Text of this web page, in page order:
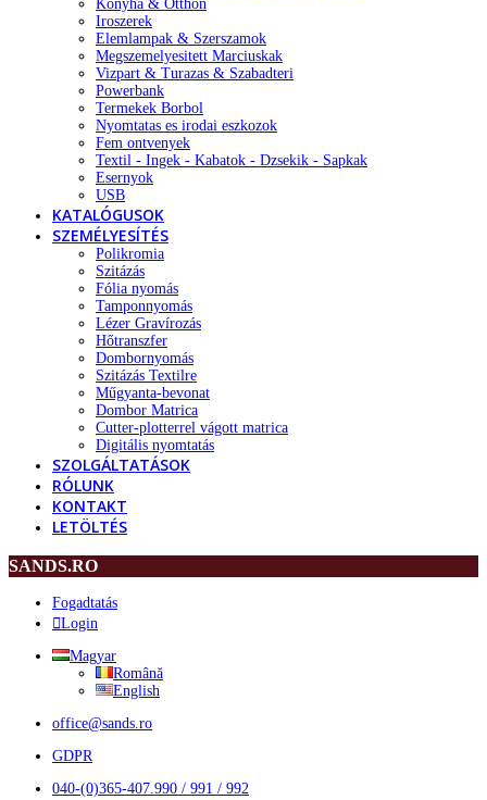
Konyha & Otthon
Iroszerek
Elemlampak & Szerszamok
Megszemelyesitett Marciuskak
Vizpart & Turazas & Szabadteri
Powerbank
Termekek Borbol
Nyomtatas es irodai eszkozok
Fem ontvenyek
Textil - Ingek - Kabatok - Dzsekik - Sapkak
Esernyok
USB
KATALÓGUSOK
SZEMÉLYESÍTÉS
Polikromia
Szitázás
Fólia nyomás
Tamponnyomás
Lézer Gravírozás
Hőtranszfer
Dombornyomás
Szitázás Textilre
Műgyanta-bevonat
Dombor Matrica
Cutter-plotterrel vágott matrica
Digitális nyomtatás
SZOLGÁLTATÁSOK
RÓLUNK
KONTAKT
LETÖLTÉS
SANDS.RO
Fogadtatás
Login
Magyar
Română
English
office@sands.ro
GDPR
040-(0)365-407.990 / 991 / 992